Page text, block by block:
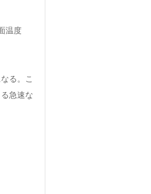
温度
る。こ
急速な